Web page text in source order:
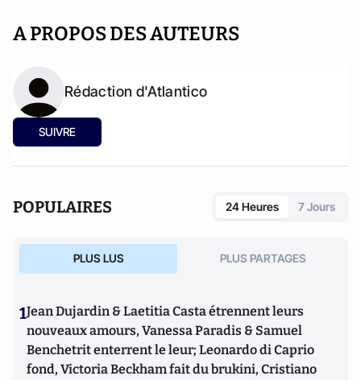
A PROPOS DES AUTEURS
Rédaction d'Atlantico
SUIVRE
POPULAIRES 24 Heures 7 Jours
PLUS LUS PLUS PARTAGES
1Jean Dujardin & Laetitia Casta étrennent leurs
nouveaux amours, Vanessa Paradis & Samuel
Benchetrit enterrent le leur; Leonardo di Caprio
fond, Victoria Beckham fait du brukini, Cristiano